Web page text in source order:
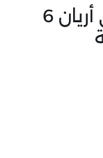
إطلاق الصاروخ الأوروبي أريان 6